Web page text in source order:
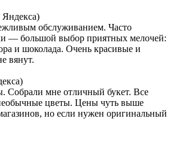
Яндекса)
обслуживанием. Часто
— большой выбор приятных мелочей:
и шоколада. Очень красивые и
вянут.
Собрали мне отличный букет. Все
цветы. Цены чуть выше
но если нужен оригинальный